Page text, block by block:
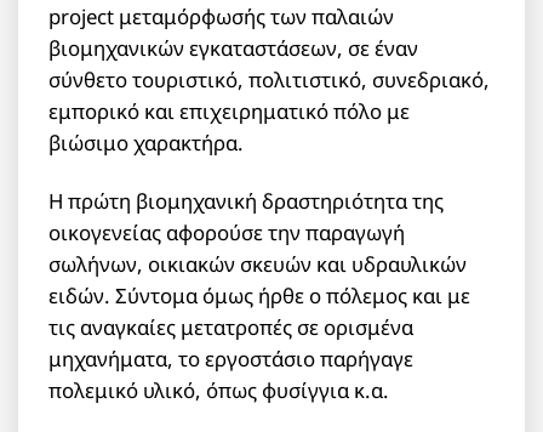
project μεταμόρφωσής των παλαιών
βιομηχανικών εγκαταστάσεων, σε έναν
σύνθετο τουριστικό, πολιτιστικό, συνεδριακό,
εμπορικό και επιχειρηματικό πόλο με
βιώσιμο χαρακτήρα.
Η πρώτη βιομηχανική δραστηριότητα της
οικογενείας αφορούσε την παραγωγή
σωλήνων, οικιακών σκευών και υδραυλικών
ειδών. Σύντομα όμως ήρθε ο πόλεμος και με
τις αναγκαίες μετατροπές σε ορισμένα
μηχανήματα, το εργοστάσιο παρήγαγε
πολεμικό υλικό, όπως φυσίγγια κ.α.